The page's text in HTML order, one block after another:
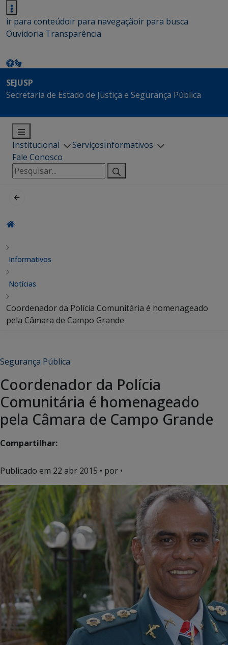
ir para conteúdoir para navegaçãoir para busca
Ouvidoria Transparência
SEJUSP
Secretaria de Estado de Justiça e Segurança Pública
Institucional ServiçosInformativos
Fale Conosco
Pesquisar
por:
Informativos
Notícias
Coordenador da Polícia Comunitária é homenageado
pela Câmara de Campo Grande
Segurança Pública
Coordenador da Polícia
Comunitária é homenageado
pela Câmara de Campo Grande
Compartilhar:
Publicado em 22 abr 2015 • por •